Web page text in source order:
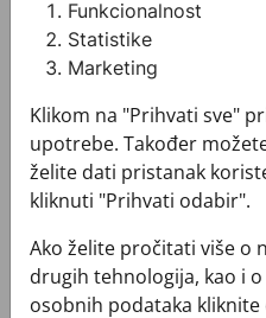
Funkcionalnost
Statistike
Marketing
Klikom na "Prihvati sve"
upotrebe. Također
želite dati pristanak
kliknuti "Prihvati odabir".
Ako želite pročitati više o
drugih tehnologija, kao i
osobnih podataka kliknite